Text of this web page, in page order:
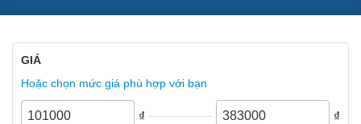
GIÁ
Hoặc chọn mức giá phù hợp với bạn
₫ ₫